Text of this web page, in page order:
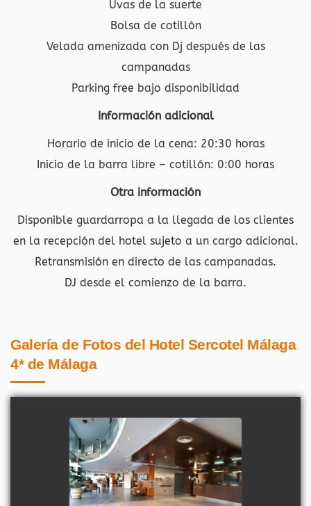
Uvas de la suerte
Bolsa de cotillón
Velada amenizada con Dj después de las
campanadas
Parking free bajo disponibilidad
Información adicional
Horario de inicio de la cena: 20:30 horas
Inicio de la barra libre – cotillón: 0:00 horas
Otra información
Disponible guardarropa a la llegada de los clientes
en la recepción del hotel sujeto a un cargo adicional.
Retransmisión en directo de las campanadas.
DJ desde el comienzo de la barra.
Galería de Fotos del Hotel Sercotel Málaga
4* de Málaga